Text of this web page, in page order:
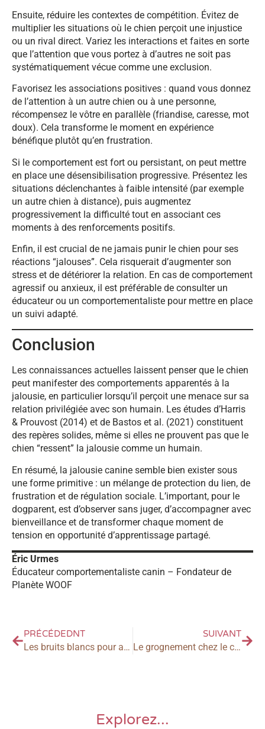
Ensuite, réduire les contextes de compétition. Évitez de
multiplier les situations où le chien perçoit une injustice
ou un rival direct. Variez les interactions et faites en sorte
que l’attention que vous portez à d’autres ne soit pas
systématiquement vécue comme une exclusion.
Favorisez les associations positives : quand vous donnez
de l’attention à un autre chien ou à une personne,
récompensez le vôtre en parallèle (friandise, caresse, mot
doux). Cela transforme le moment en expérience
bénéfique plutôt qu’en frustration.
Si le comportement est fort ou persistant, on peut mettre
en place une désensibilisation progressive. Présentez les
situations déclenchantes à faible intensité (par exemple
un autre chien à distance), puis augmentez
progressivement la difficulté tout en associant ces
moments à des renforcements positifs.
Enfin, il est crucial de ne jamais punir le chien pour ses
réactions “jalouses”. Cela risquerait d’augmenter son
stress et de détériorer la relation. En cas de comportement
agressif ou anxieux, il est préférable de consulter un
éducateur ou un comportementaliste pour mettre en place
un suivi adapté.
Conclusion
Les connaissances actuelles laissent penser que le chien
peut manifester des comportements apparentés à la
jalousie, en particulier lorsqu’il perçoit une menace sur sa
relation privilégiée avec son humain. Les études d’Harris
& Prouvost (2014) et de Bastos et al. (2021) constituent
des repères solides, même si elles ne prouvent pas que le
chien “ressent” la jalousie comme un humain.
En résumé, la jalousie canine semble bien exister sous
une forme primitive : un mélange de protection du lien, de
frustration et de régulation sociale. L’important, pour le
dogparent, est d’observer sans juger, d’accompagner avec
bienveillance et de transformer chaque moment de
tension en opportunité d’apprentissage partagé.
Éric Urmes
Éducateur comportementaliste canin – Fondateur de
Planète WOOF
PRÉCÉDEDNT
Les bruits blancs pour apaiser le stress chez le chien : fonctionnement, efficacité et protocole d’utilisation
SUIVANT
Le grognement chez le chien : comprendre ce qu’il signifie vraiment
Explorez...